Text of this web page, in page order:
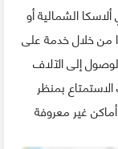
الشمالية أو
من خلال خدمة على
إلى الآلاف
بمنظر
غير معروفة